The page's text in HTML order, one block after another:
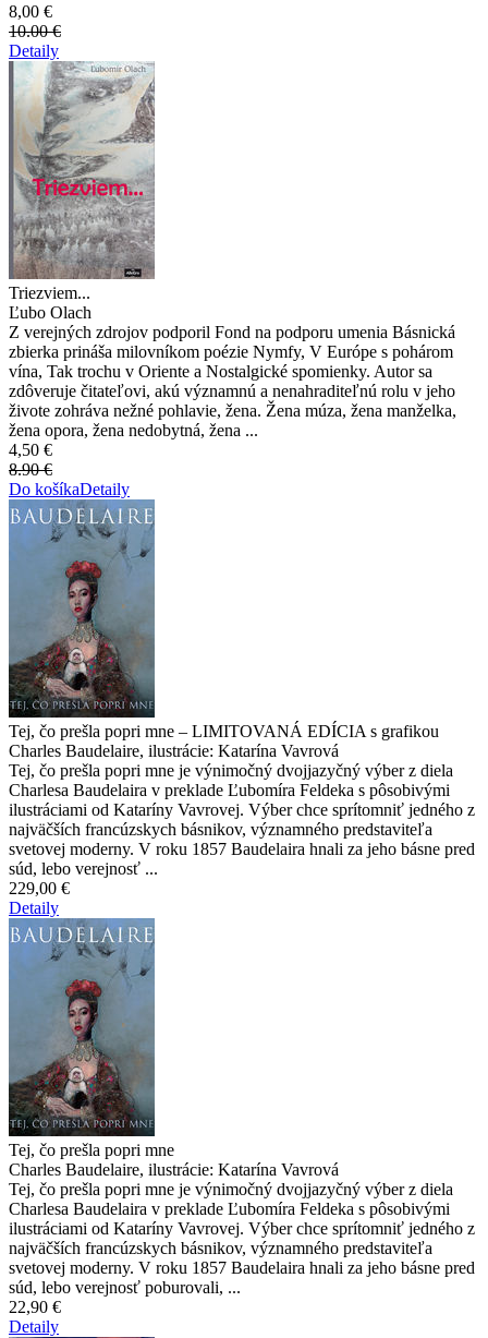
8,00 €
10.00 €
Detaily
Triezviem...
Ľubo Olach
Z verejných zdrojov podporil Fond na podporu umenia Básnická
zbierka prináša milovníkom poézie Nymfy, V Európe s pohárom
vína, Tak trochu v Oriente a Nostalgické spomienky. Autor sa
zdôveruje čitateľovi, akú významnú a nenahraditeľnú rolu v jeho
živote zohráva nežné pohlavie, žena. Žena múza, žena manželka,
žena opora, žena nedobytná, žena ...
4,50 €
8.90 €
Do košíkaDetaily
Tej, čo prešla popri mne – LIMITOVANÁ EDÍCIA s grafikou
Charles Baudelaire, ilustrácie: Katarína Vavrová
Tej, čo prešla popri mne je výnimočný dvojjazyčný výber z diela
Charlesa Baudelaira v preklade Ľubomíra Feldeka s pôsobivými
ilustráciami od Kataríny Vavrovej. Výber chce sprítomniť jedného z
najväčších francúzskych básnikov, významného predstaviteľa
svetovej moderny. V roku 1857 Baudelaira hnali za jeho básne pred
súd, lebo verejnosť ...
229,00 €
Detaily
Tej, čo prešla popri mne
Charles Baudelaire, ilustrácie: Katarína Vavrová
Tej, čo prešla popri mne je výnimočný dvojjazyčný výber z diela
Charlesa Baudelaira v preklade Ľubomíra Feldeka s pôsobivými
ilustráciami od Kataríny Vavrovej. Výber chce sprítomniť jedného z
najväčších francúzskych básnikov, významného predstaviteľa
svetovej moderny. V roku 1857 Baudelaira hnali za jeho básne pred
súd, lebo verejnosť poburovali, ...
22,90 €
Detaily